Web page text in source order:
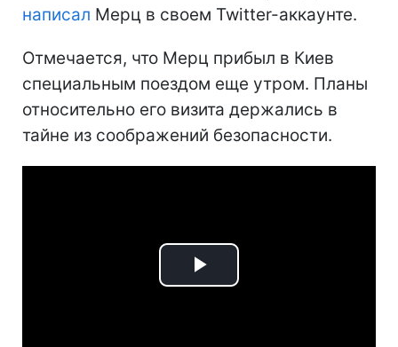
написал Мерц в своем Twitter-аккаунте.
Отмечается, что Мерц прибыл в Киев
специальным поездом еще утром. Планы
относительно его визита держались в
тайне из соображений безопасности.
Play